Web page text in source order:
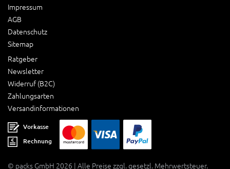
Impressum
AGB
Datenschutz
Sitemap
Ratgeber
Newsletter
Widerruf (B2C)
Zahlungsarten
Versandinformationen
Vorkasse
Rechnung
© packs GmbH 2026 | Alle Preise zzgl. gesetzl. Mehrwertsteuer.